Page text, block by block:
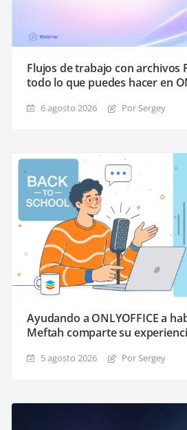
Flujos de trabajo con archivos
todo lo que puedes hacer en
6 agosto 2026 Por Sergey
Ayudando a ONLYOFFICE a
Meftah comparte su
5 agosto 2026 Por Sergey